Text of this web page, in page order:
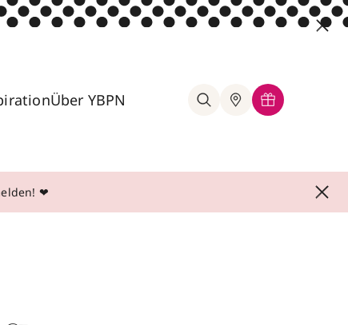
Über YBPN
❤